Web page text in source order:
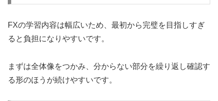
FXの学習内容は幅広いため、最初から完璧を目指しすぎ
ると負担になりやすいです。
まずは全体像をつかみ、分からない部分を繰り返し確認す
る形のほうが続けやすいです。